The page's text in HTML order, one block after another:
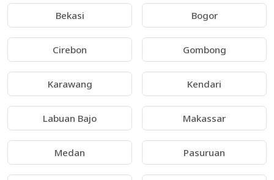
Bekasi Bogor
Cirebon Gombong
Karawang Kendari
Labuan Bajo Makassar
Medan Pasuruan